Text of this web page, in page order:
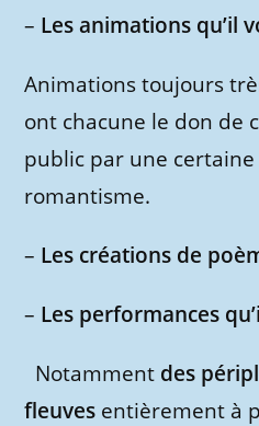
– Les animations qu’il
Animations toujours
ont chacune le don de
public par une
romantisme.
– Les créations de
– Les performances
Notamment des
fleuves entièrement à